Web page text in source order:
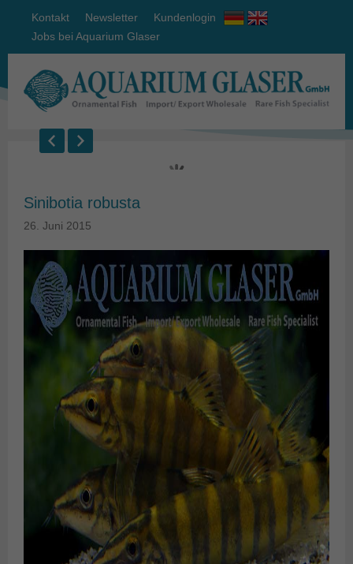
Kontakt Newsletter
Kundenlogin
Jobs bei Aquarium Glaser
Sinibotia robusta
26. Juni 2015